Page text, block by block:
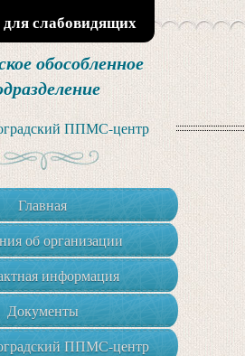
для слабовидящих
обособленное
ППМС-центр
Главная
об организации
информация
Документы
ППМС-центр